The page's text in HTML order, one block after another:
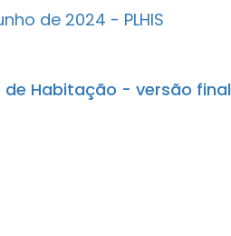
de 2024 - PLHIS
de Habitação - versão final